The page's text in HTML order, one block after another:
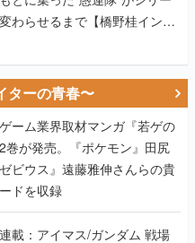
ターの青春〜
ーム業界取材マンガ『若ゲの
巻が発売。『ポケモン』田尻
ビウス』遠藤雅伸さんらの貴
ドを収録
：アイマス/ガンダム 戦場
ままな王様のわがままなニー
──小山順一朗が貫く姿勢に、
エイターとしての矜持を見た